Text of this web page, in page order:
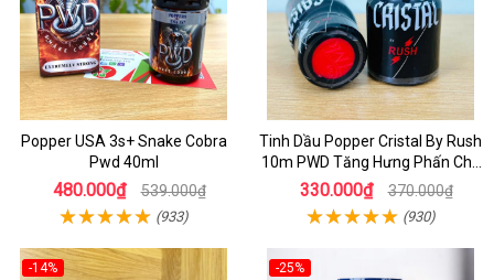
Popper USA 3s+ Snake Cobra
Pwd 40ml
480.000₫ 539.000₫
(933)
Tinh Dầu Popper Cristal By Rush
10m PWD Tăng Hưng Phấn Cho
Top Bot
330.000₫ 370.000₫
(930)
-14%
-25%